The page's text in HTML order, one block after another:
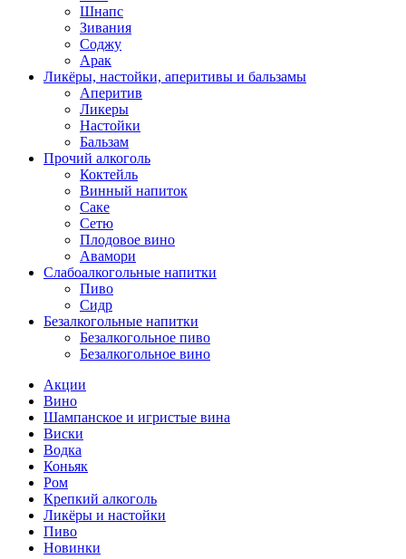
Шнапс
Зивания
Соджу
Арак
Ликёры, настойки, аперитивы и бальзамы
Аперитив
Ликеры
Настойки
Бальзам
Прочий алкоголь
Коктейль
Винный напиток
Саке
Сетю
Плодовое вино
Авамори
Слабоалкогольные напитки
Пиво
Сидр
Безалкогольные напитки
Безалкогольное пиво
Безалкогольное вино
Акции
Вино
Шампанское и игристые вина
Виски
Водка
Коньяк
Ром
Крепкий алкоголь
Ликёры и настойки
Пиво
Новинки